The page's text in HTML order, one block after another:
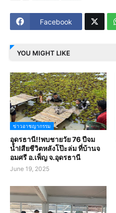
Facebook
YOU MIGHT LIKE
ข่าวอาชญากรรม
อุดรธานี!!พบชายวัย 76 ปีจม
น้ำlสียชีวิตหลังโป๊ะล่ม ที่บ้านจ
อมศรี อ.เพ็ญ จ.อุดรธานี
June 19, 2025